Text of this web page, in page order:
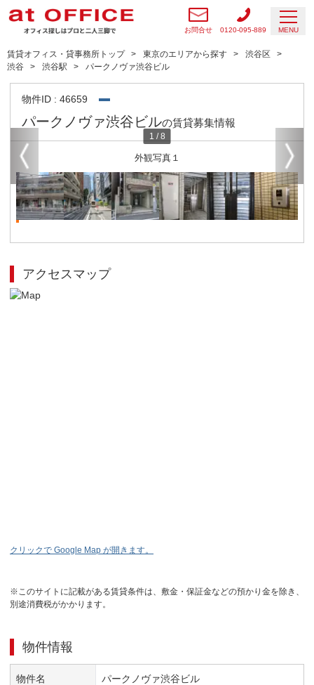
お問合せ 0120-095-889 MENU
賃貸オフィス・貸事務所トップ 東京のエリアから探す
渋谷区
渋谷
渋谷駅 パークノヴァ渋谷ビル
物件ID : 46659
パークノヴァ渋谷ビルの賃貸募集情報
外観写真１
1 /8
アクセスマップ
クリックで Google Map が開きます。
※このサイトに記載がある賃貸条件は、敷金・保証金などの預かり金を除き、
別途消費税がかかります。
物件情報
物件名 パークノヴァ渋谷ビル